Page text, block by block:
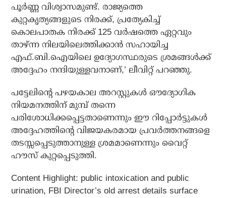
പൂര്‍ണ്ണ വിശ്വാസമുണ്ട്. രാജ്യത്തെ
കുറ്റകൃത്യങ്ങളുടെ നിരക്ക്, പ്രത്യേകിച്ച്
കൊലപാതക നിരക്ക് 125 വര്‍ഷത്തെ ഏറ്റവും
താഴ്ന്ന നിലയിലെത്തിക്കാന്‍ സഹായിച്ച
എഫ്.ബി.ഐയിലെ ഉദ്യോഗസ്ഥരുടെ ശ്രമങ്ങള്‍ക്ക്
അദ്ദേഹം നന്ദിയുള്ളവനാണ്,’ ലീവിറ്റ് പറഞ്ഞു.
പട്ടേലിന്റെ പഴയകാല അറസ്റ്റുകള്‍ ഔദ്യോഗിക
നിയമനത്തിന് മുമ്പ് തന്നെ
പരിശോധിക്കപ്പെട്ടതാണെന്നും ഈ റിപ്പോര്‍ട്ടുകള്‍
അദ്ദേഹത്തിന്റെ വിജയകരമായ പ്രവര്‍ത്തനങ്ങളെ
തടസ്സപ്പെടുത്താനുള്ള ശ്രമമാണെന്നും വൈറ്റ്
ഹൗസ് കുറ്റപ്പെടുത്തി.
Content Highlight: public intoxication and public
urination, FBI Director’s old arrest details surface